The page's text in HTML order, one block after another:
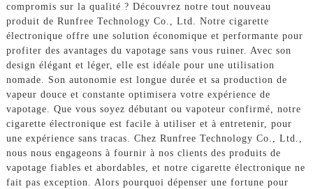
compromis sur la qualité ? Découvrez notre tout nouveau
produit de Runfree Technology Co., Ltd. Notre cigarette
électronique offre une solution économique et performante pour
profiter des avantages du vapotage sans vous ruiner. Avec son
design élégant et léger, elle est idéale pour une utilisation
nomade. Son autonomie est longue durée et sa production de
vapeur douce et constante optimisera votre expérience de
vapotage. Que vous soyez débutant ou vapoteur confirmé, notre
cigarette électronique est facile à utiliser et à entretenir, pour
une expérience sans tracas. Chez Runfree Technology Co., Ltd.,
nous nous engageons à fournir à nos clients des produits de
vapotage fiables et abordables, et notre cigarette électronique ne
fait pas exception. Alors pourquoi dépenser une fortune pour